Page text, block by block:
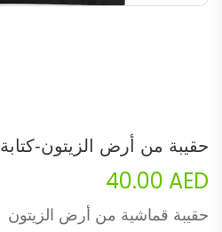
حقيبة من أرض الزيتون-كتابة
40.00 AED
حقيبة قماشية من أرض الزيتون